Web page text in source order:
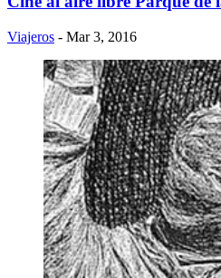
Viajeros - Mar 3, 2016